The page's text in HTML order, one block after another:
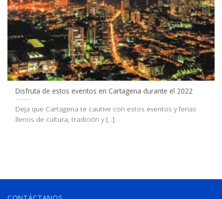
Disfruta de estos eventos en Cartagena durante el 2022
Deja que Cartagena te cautive con estos eventos y ferias
llenos de cultura, tradición y [...]